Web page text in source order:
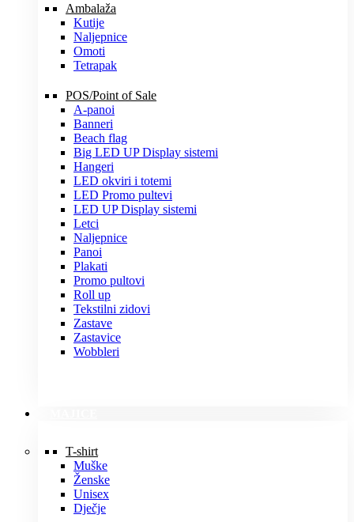
Ambalaža
Kutije
Naljepnice
Omoti
Tetrapak
POS/Point of Sale
A-panoi
Banneri
Beach flag
Big LED UP Display sistemi
Hangeri
LED okviri i totemi
LED Promo pultevi
LED UP Display sistemi
Letci
Naljepnice
Panoi
Plakati
Promo pultovi
Roll up
Tekstilni zidovi
Zastave
Zastavice
Wobbleri
T-shirt
Muške
Ženske
Unisex
Dječje